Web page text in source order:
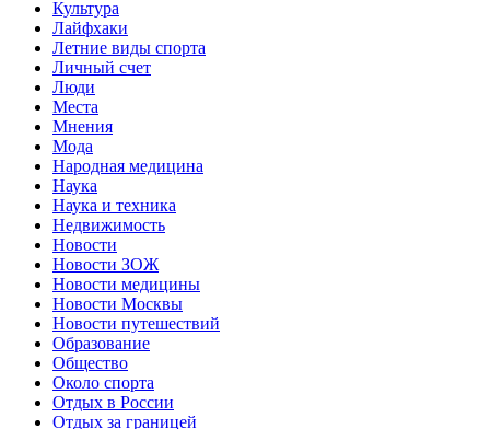
Культура
Лайфхаки
Летние виды спорта
Личный счет
Люди
Места
Мнения
Мода
Народная медицина
Наука
Наука и техника
Недвижимость
Новости
Новости ЗОЖ
Новости медицины
Новости Москвы
Новости путешествий
Образование
Общество
Около спорта
Отдых в России
Отдых за границей